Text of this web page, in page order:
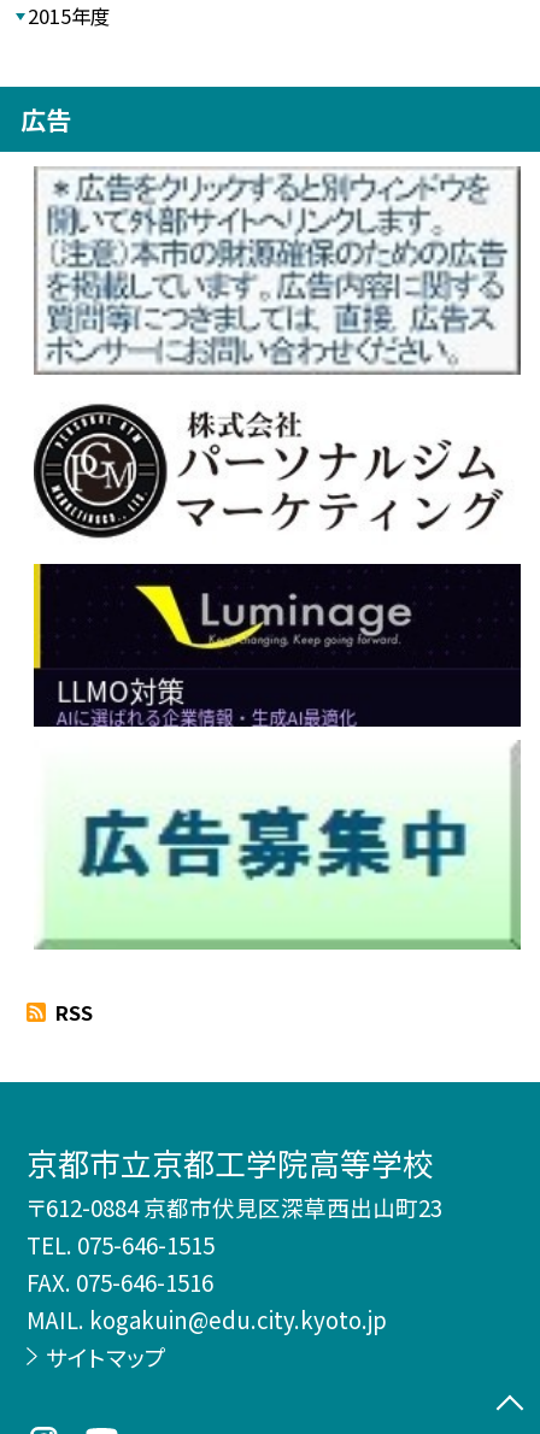
2015年度
広告
RSS
京都市立京都工学院高等学校
〒612-0884 京都市伏見区深草西出山町23
TEL. 075-646-1515
FAX. 075-646-1516
MAIL. kogakuin@edu.city.kyoto.jp
サイトマップ